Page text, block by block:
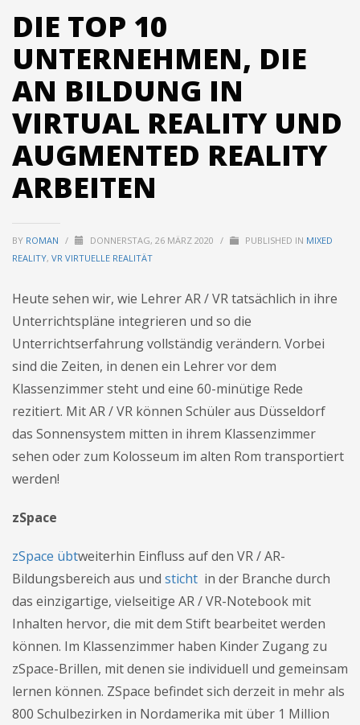
info@3duss.de
DIE TOP 10
UNTERNEHMEN, DIE
AN BILDUNG IN
VIRTUAL REALITY UND
AUGMENTED REALITY
ARBEITEN
BY ROMAN / DONNERSTAG, 26 MÄRZ 2020 / PUBLISHED IN MIXED
REALITY, VR VIRTUELLE REALITÄT
Heute sehen wir, wie Lehrer AR / VR tatsächlich in ihre
Unterrichtspläne integrieren und so die
Unterrichtserfahrung vollständig verändern. Vorbei
sind die Zeiten, in denen ein Lehrer vor dem
Klassenzimmer steht und eine 60-minütige Rede
rezitiert. Mit AR / VR können Schüler aus Düsseldorf
das Sonnensystem mitten in ihrem Klassenzimmer
sehen oder zum Kolosseum im alten Rom transportiert
werden!
zSpace
zSpace übtweiterhin Einfluss auf den VR / AR-
Bildungsbereich aus und sticht in der Branche durch
das einzigartige, vielseitige AR / VR-Notebook mit
Inhalten hervor, die mit dem Stift bearbeitet werden
können. Im Klassenzimmer haben Kinder Zugang zu
zSpace-Brillen, mit denen sie individuell und gemeinsam
lernen können. ZSpace befindet sich derzeit in mehr als
800 Schulbezirken in Nordamerika mit über 1 Million